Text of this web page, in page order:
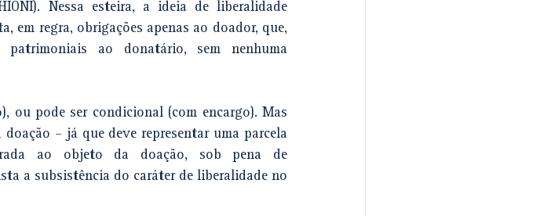
Nessa esteira, a ideia de liberalidade
em regra, obrigações apenas ao doador, que,
patrimoniais ao donatário, sem nenhuma
ou pode ser condicional (com encargo). Mas
– já que deve representar uma parcela
ao objeto da doação, sob pena de
a subsistência do caráter de liberalidade no